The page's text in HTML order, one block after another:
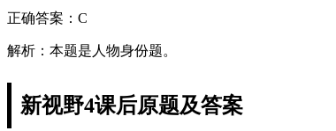
正确答案：C
解析：本题是人物身份题。
新视野4课后原题及答案